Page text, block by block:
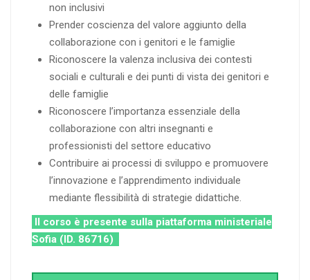
non inclusivi
Prender coscienza del valore aggiunto della
collaborazione con i genitori e le famiglie
Riconoscere la valenza inclusiva dei contesti
sociali e culturali e dei punti di vista dei genitori e
delle famiglie
Riconoscere l’importanza essenziale della
collaborazione con altri insegnanti e
professionisti del settore educativo
Contribuire ai processi di sviluppo e promuovere
l’innovazione e l’apprendimento individuale
mediante flessibilità di strategie didattiche.
Il corso è presente sulla piattaforma ministeriale
Sofia (ID. 86716)